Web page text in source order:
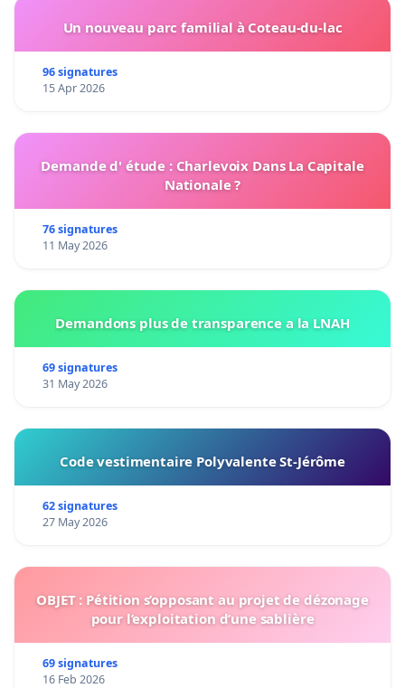
Un nouveau parc familial à Coteau-du-lac
96 signatures
15 Apr 2026
Demande d' étude : Charlevoix Dans La Capitale
Nationale ?
76 signatures
11 May 2026
Demandons plus de transparence a la LNAH
69 signatures
31 May 2026
Code vestimentaire Polyvalente St-Jérôme
62 signatures
27 May 2026
OBJET : Pétition s’opposant au projet de dézonage
pour l’exploitation d’une sablière
69 signatures
16 Feb 2026